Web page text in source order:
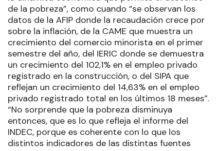
de la pobreza”, como cuando “se observan los
datos de la AFIP donde la recaudación crece por
sobre la inflación, de la CAME que muestra un
crecimiento del comercio minorista en el primer
semestre del año, del IERIC donde se demuestra
un crecimiento del 102,1% en el empleo privado
registrado en la construcción, o del SIPA que
reflejan un crecimiento del 14,63% en el empleo
privado registrado total en los últimos 18 meses”.
“No sorprende que la pobreza disminuya
entonces, que es lo que refleja el informe del
INDEC, porque es coherente con lo que los
distintos indicadores de las distintas fuentes